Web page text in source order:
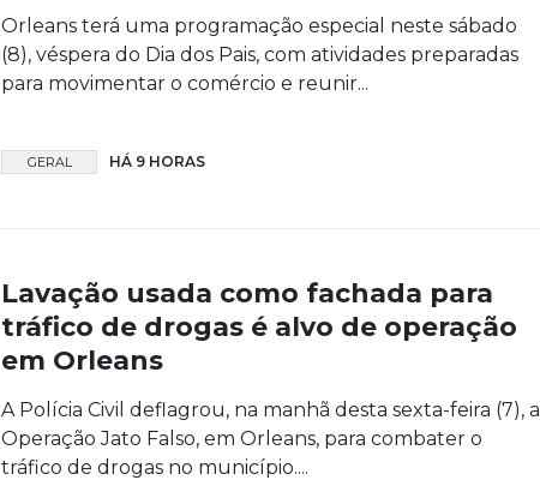
Orleans terá uma programação especial neste sábado
(8), véspera do Dia dos Pais, com atividades preparadas
para movimentar o comércio e reunir...
GERAL HÁ 9 HORAS
Lavação usada como fachada para
tráfico de drogas é alvo de operação
em Orleans
A Polícia Civil deflagrou, na manhã desta sexta-feira (7), a
Operação Jato Falso, em Orleans, para combater o
tráfico de drogas no município....